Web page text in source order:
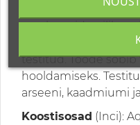
mõeldud ainult
parabeenide,
allergeenide ja
testitud. Toode
hooldamiseks.
arseeni, kaadmiumi
Koostisosad (Inci):